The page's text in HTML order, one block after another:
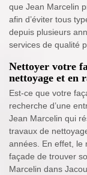
que Jean Marcelin
afin d’éviter tous
depuis plusieurs
services de qualité
Nettoyer votre
nettoyage et en
Est-ce que votre
recherche d’une
Jean Marcelin qui
travaux de
années. En effet, le
façade de trouver
Marcelin dans